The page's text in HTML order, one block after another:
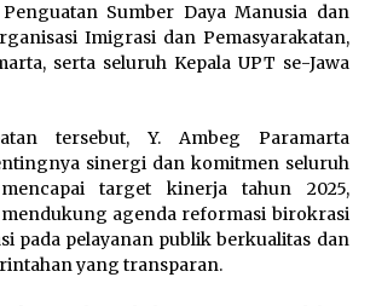
Festival Lembah Baliem Perkuat
Ekonomi Masyarakat Papua
Pegunungan
Bakteri Yogurt, Kenali Manfaatnya
untuk Kesehatan Pencernaan
8 Agustus 2026
Sumber Daya Manusia dan
Imigrasi dan Pemasyarakatan,
serta seluruh Kepala UPT se-Jawa
tersebut, Y. Ambeg Paramarta
sinergi dan komitmen seluruh
target kinerja tahun 2025,
agenda reformasi birokrasi
pada pelayanan publik berkualitas dan
yang transparan.